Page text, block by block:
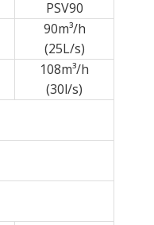
PSV90
90m³/h
(25L/s)
108m³/h
(30l/s)